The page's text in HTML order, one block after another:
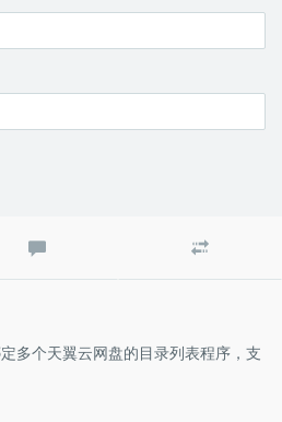
评
文
多个天翼云网盘的目录列表程序，支